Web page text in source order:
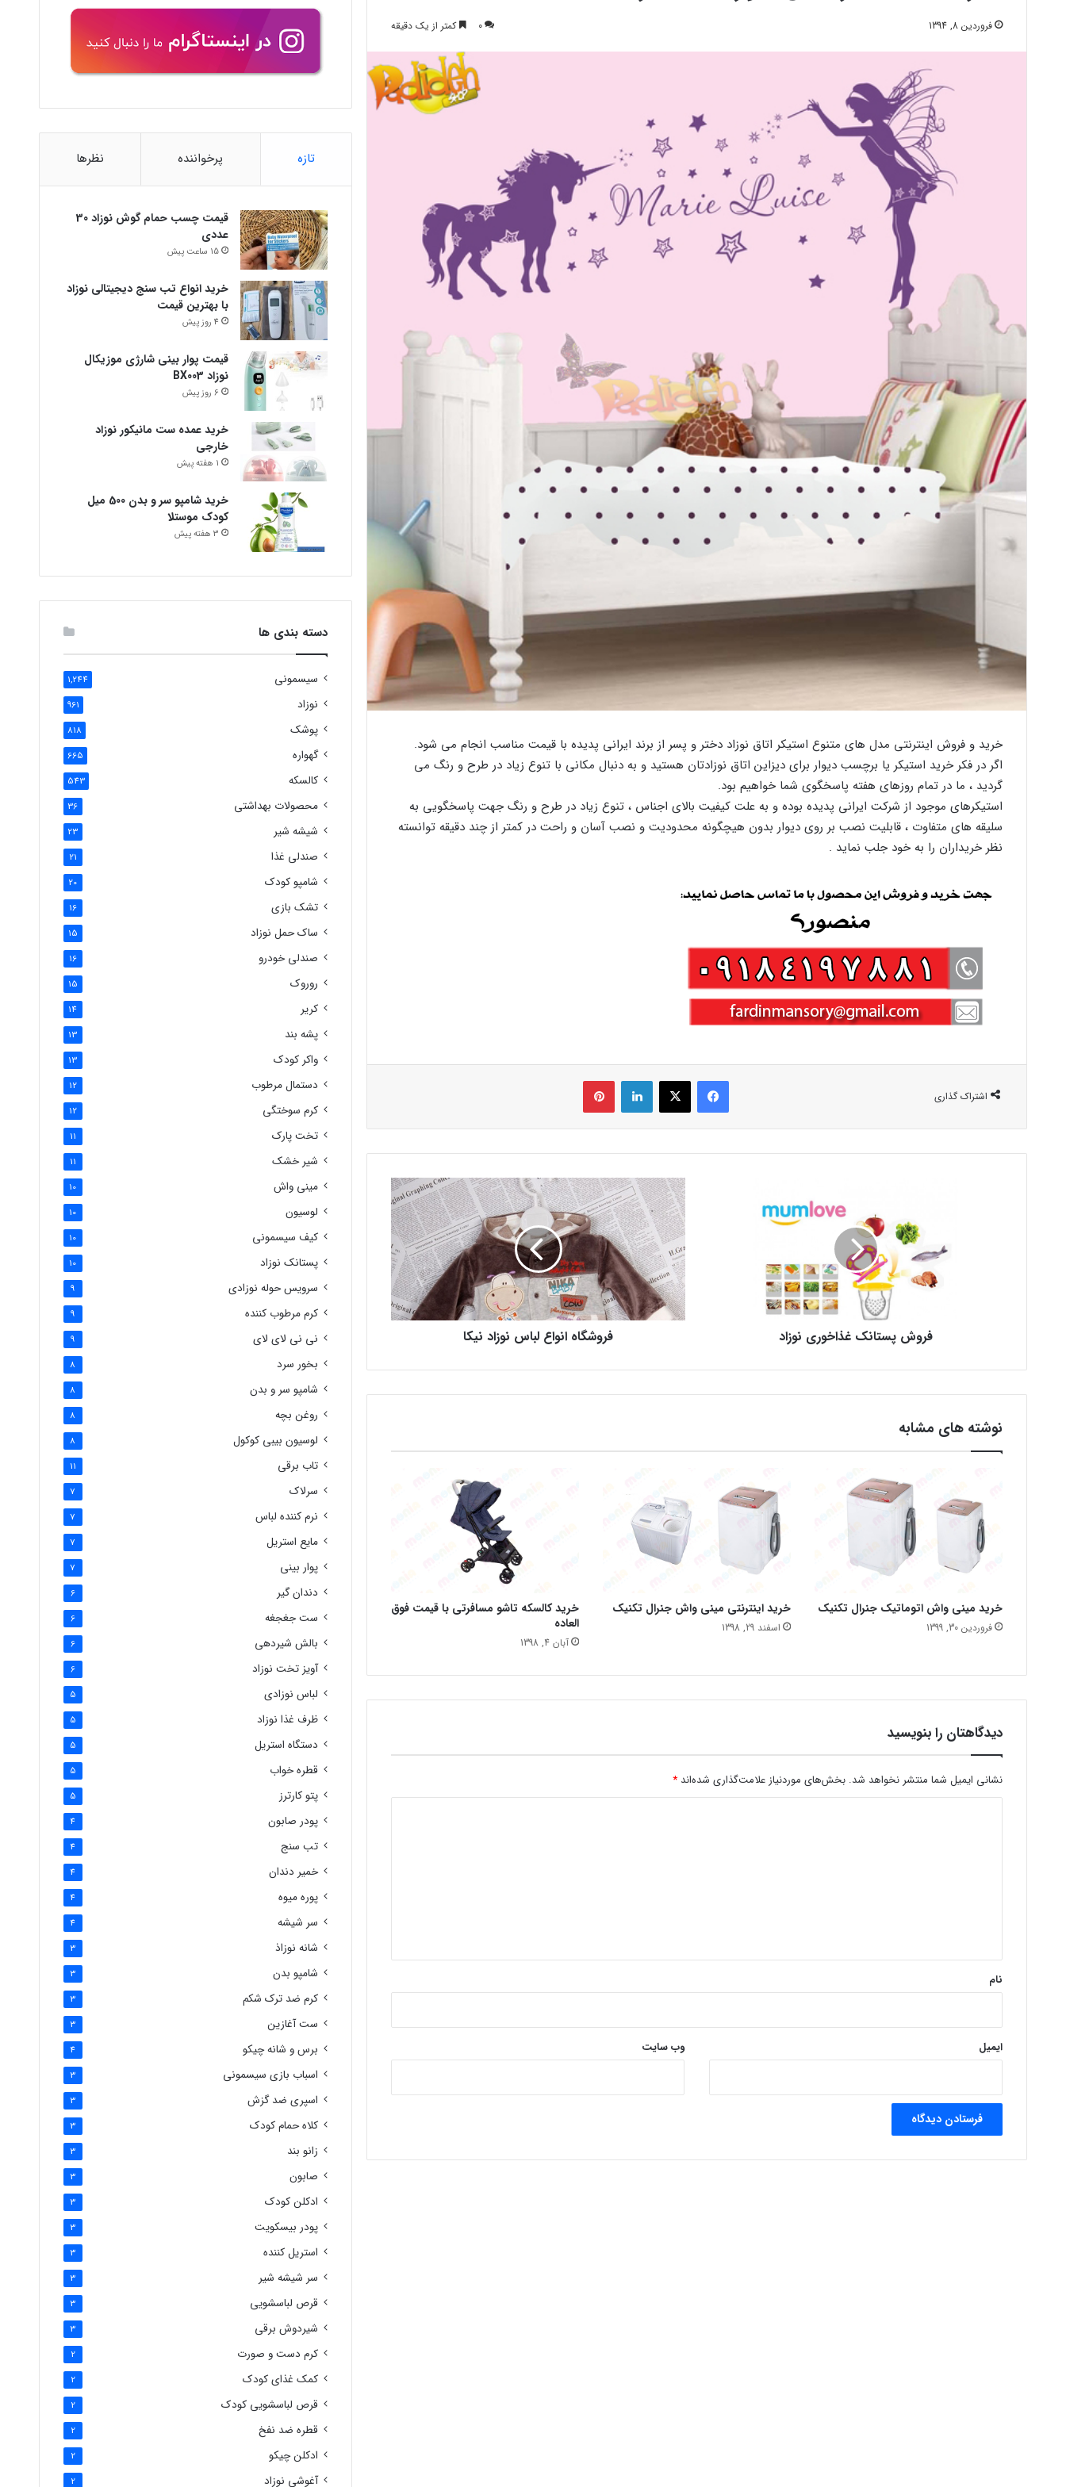
فروردین 8, 1394 0 کمتر از یک دقیقه
خرید و فروش اینترنتی مدل های متنوع استیکر اتاق نوزاد دختر و پسر از برند ایرانی پدیده با قیمت مناسب انجام می شود.
اگر در فکر خرید استیکر یا برچسب دیوار برای دیزاین اتاق نوزادتان هستید و به دنبال مکانی با تنوع زیاد در طرح و رنگ می
گردید ، ما در تمام روزهای هفته پاسخگوی شما خواهیم بود.
استیکرهای موجود از شرکت ایرانی پدیده بوده و به علت کیفیت بالای اجناس ، تنوع زیاد در طرح و رنگ جهت پاسخگویی به
سلیقه های متفاوت ، قابلیت نصب بر روی دیوار بدون هیچگونه محدودیت و نصب آسان و راحت در کمتر از چند دقیقه توانسته
نظر خریداران را به خود جلب نماید .
اشتراک گذاری
فیس بوک X لینکدین ‫پین‌ترست
فروش پستانک غذاخوری نوزاد فروشگاه انواع لباس نوزاد نیکا
نوشته های مشابه
خرید مینی واش اتوماتیک جنرال تکنیک
فروردین 30, 1399
خرید اینترنتی مینی واش جنرال تکنیک
اسفند 29, 1398
خرید کالسکه تاشو مسافرتی با قیمت فوق
العاده
آبان 4, 1398
دیدگاهتان را بنویسید
نشانی ایمیل شما منتشر نخواهد شد. بخش‌های موردنیاز علامت‌گذاری شده‌اند *
نام
ایمیل وب‌ سایت
تازه پرخواننده نظرها
قیمت چسب حمام گوش نوزاد 30
عددی
15 ساعت پیش
خرید انواع تب سنج دیجیتالی نوزاد
با بهترین قیمت
4 روز پیش
قیمت پوار بینی شارژی موزیکال
نوزاد BX003
6 روز پیش
خرید عمده ست مانیکور نوزاد
خارجی
1 هفته پیش
خرید شامپو سر و بدن 500 میل
کودک موستلا
3 هفته پیش
دسته بندی ها
سیسمونی 1,244
نوزاد 961
پوشک 818
گهواره 665
کالسکه 543
محصولات بهداشتی 36
شیشه شیر 23
صندلی غذا 21
شامپو کودک 20
تشک بازی 16
ساک حمل نوزاد 15
صندلی خودرو 16
روروک 15
کریر 14
پشه بند 13
واکر کودک 13
دستمال مرطوب 12
کرم سوختگی 12
تخت پارک 11
شیر خشک 11
مینی واش 10
لوسیون 10
کیف سیسمونی 10
پستانک نوزاد 10
سرویس حوله نوزادی 9
کرم مرطوب کننده 9
نی نی لای لای 9
بخور سرد 8
شامپو سر و بدن 8
روغن بچه 8
لوسیون بیبی کوکول 8
تاب برقی 11
سرلاک 7
نرم کننده لباس 7
مایع استریل 7
پوار بینی 7
دندان گیر 6
ست جغجغه 6
بالش شیردهی 6
آویز تخت نوزاد 6
لباس نوزادی 5
ظرف غذا نوزاد 5
دستگاه استریل 5
قطره خواب 5
پتو کارترز 5
پودر صابون 4
تب سنج 4
خمیر دندان 4
پوره میوه 4
سر شیشه 4
شانه نوزاذ 3
شامپو بدن 3
کرم ضد ترک شکم 3
ست آغازین 3
برس و شانه چیکو 4
اسباب بازی سیسمونی 3
اسپری ضد گزش 3
کلاه حمام کودک 3
زانو بند 3
صابون 3
ادکلن کودک 3
پودر بیسکویت 3
استریل کننده 3
سر شیشه شیر 3
قرص لباسشویی 3
شیردوش برقی 3
کرم دست و صورت 2
کمک غذای کودک 2
قرص لباسشویی کودک 2
قطره ضد نفخ 2
ادکلن چیکو 2
آغوشی نوزاد 2